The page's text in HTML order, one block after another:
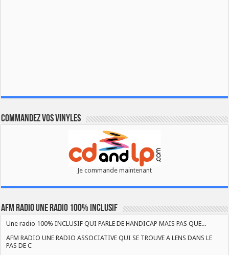
Commandez vos vinyles
Je commande maintenant
AFM RADIO UNE RADIO 100% INCLUSIF
Une radio 100% INCLUSIF QUI PARLE DE HANDICAP MAIS PAS QUE...
AFM RADIO UNE RADIO ASSOCIATIVE QUI SE TROUVE A LENS DANS LE
PAS DE C